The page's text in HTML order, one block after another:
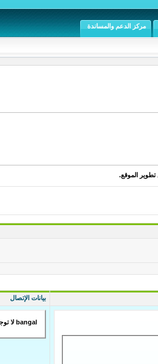
مركز الدعم والمساندة
تطوير الموقع.
بيانات الإتصال
bangal لا توجد لديه بيانات اتصال